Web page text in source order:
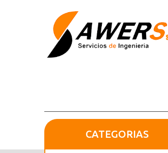
CATEGORIAS